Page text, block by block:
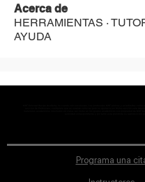
Acerca de
HERRAMIENTAS ·
AYUDA
Programa una